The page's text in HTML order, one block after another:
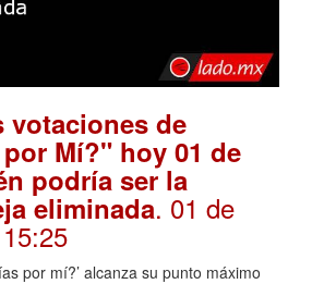
votaciones de
Mí?" hoy 01 de
podría ser la
eliminada. 01 de
por mí?’ alcanza su punto máximo